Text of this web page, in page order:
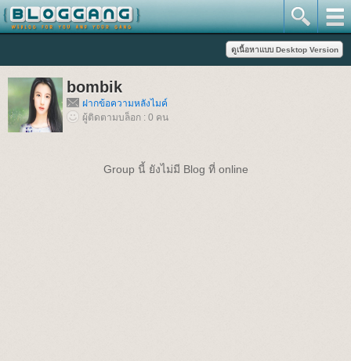
bombik
ฝากข้อความหลังไมค์
ผู้ติดตามบล็อก : 0 คน
Group นี้ ยังไม่มี Blog ที่ online